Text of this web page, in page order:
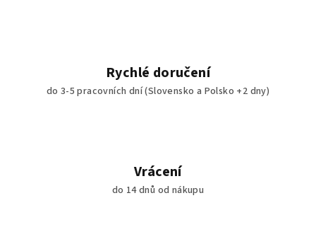
Rychlé doručení
do 3-5 pracovních dní (Slovensko a Polsko +2 dny)
Vrácení
do 14 dnů od nákupu